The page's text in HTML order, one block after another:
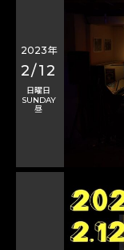
2023年
2/12
日曜日
SUNDAY
昼